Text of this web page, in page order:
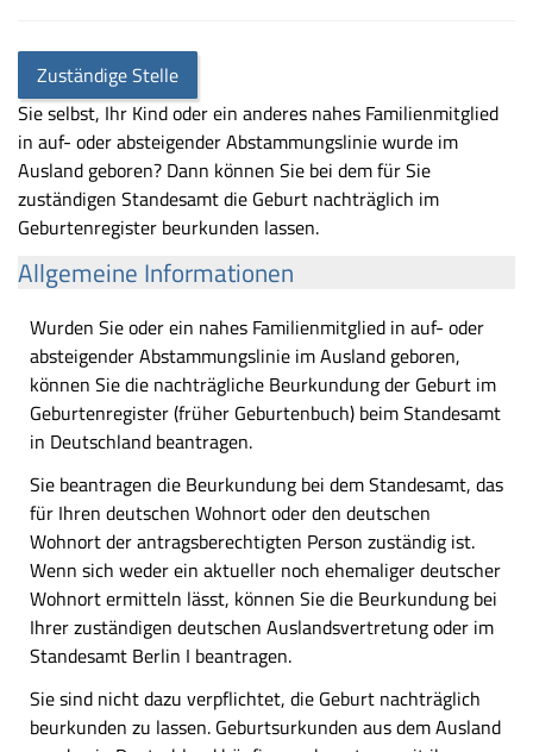
Zuständige Stelle
Sie selbst, Ihr Kind oder ein anderes nahes Familienmitglied
in auf- oder absteigender Abstammungslinie wurde im
Ausland geboren? Dann können Sie bei dem für Sie
zuständigen Standesamt die Geburt nachträglich im
Geburtenregister beurkunden lassen.
Allgemeine Informationen
Wurden Sie oder ein nahes Familienmitglied in auf- oder
absteigender Abstammungslinie im Ausland geboren,
können Sie die nachträgliche Beurkundung der Geburt im
Geburtenregister (früher Geburtenbuch) beim Standesamt
in Deutschland beantragen.
Sie beantragen die Beurkundung bei dem Standesamt, das
für Ihren deutschen Wohnort oder den deutschen
Wohnort der antragsberechtigten Person zuständig ist.
Wenn sich weder ein aktueller noch ehemaliger deutscher
Wohnort ermitteln lässt, können Sie die Beurkundung bei
Ihrer zuständigen deutschen Auslandsvertretung oder im
Standesamt Berlin I beantragen.
Sie sind nicht dazu verpflichtet, die Geburt nachträglich
beurkunden zu lassen. Geburtsurkunden aus dem Ausland